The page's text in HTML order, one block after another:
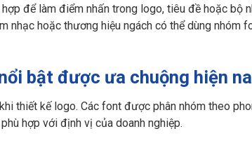
để làm điểm nhấn trong logo, tiêu đề hoặc bộ
nhạc hoặc thương hiệu ngách có thể dùng nhóm
bật được ưa chuộng hiện
thiết kế logo. Các font được phân nhóm theo
hợp với định vị của doanh nghiệp.